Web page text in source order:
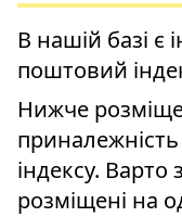
В нашій базі є
поштовий
Нижче
індексу. Варто
розміщені на